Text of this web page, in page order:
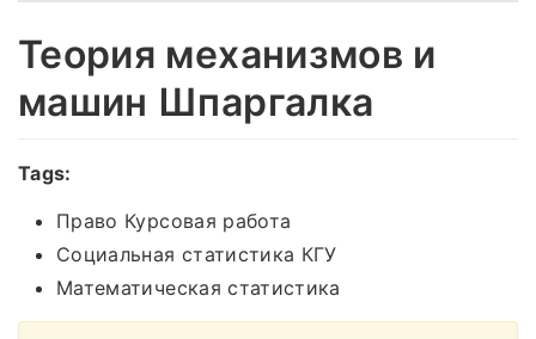
Теория механизмов и
машин Шпаргалка
Tags:
Право Курсовая работа
Социальная статистика КГУ
Математическая статистика